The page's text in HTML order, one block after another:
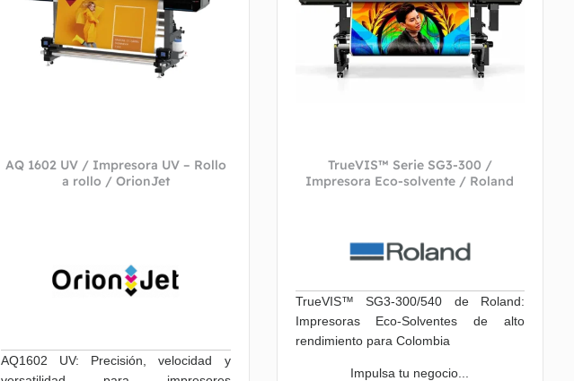
AQ 1602 UV / Impresora UV – Rollo
a rollo / OrionJet
AQ1602 UV: Precisión, velocidad y
TrueVIS™ Serie SG3-300 /
Impresora Eco-solvente / Roland
TrueVIS™ SG3-300/540 de Roland:
Impresoras Eco-Solventes de alto
rendimiento para Colombia
Impulsa tu negocio...